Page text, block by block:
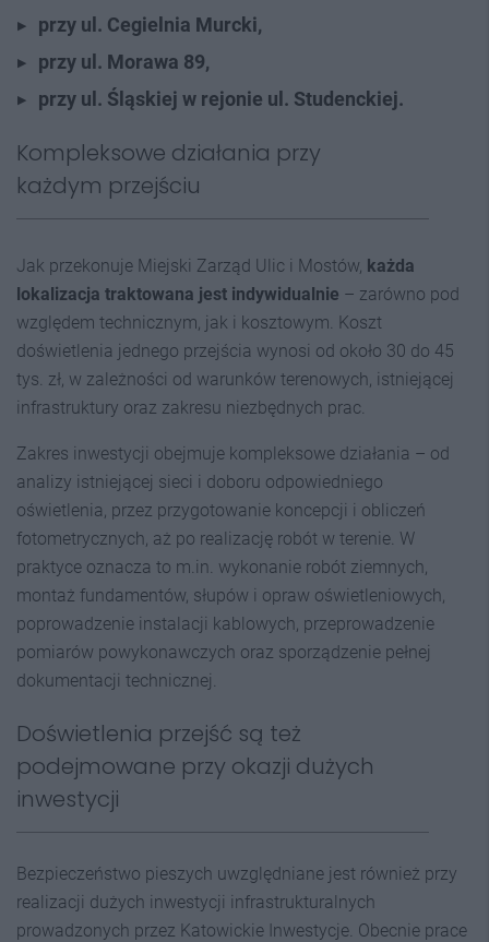
przy ul. Cegielnia Murcki,
przy ul. Morawa 89,
przy ul. Śląskiej w rejonie ul. Studenckiej.
Kompleksowe działania przy
każdym przejściu
Jak przekonuje Miejski Zarząd Ulic i Mostów, każda
lokalizacja traktowana jest indywidualnie – zarówno pod
względem technicznym, jak i kosztowym. Koszt
doświetlenia jednego przejścia wynosi od około 30 do 45
tys. zł, w zależności od warunków terenowych, istniejącej
infrastruktury oraz zakresu niezbędnych prac.
Zakres inwestycji obejmuje kompleksowe działania – od
analizy istniejącej sieci i doboru odpowiedniego
oświetlenia, przez przygotowanie koncepcji i obliczeń
fotometrycznych, aż po realizację robót w terenie. W
praktyce oznacza to m.in. wykonanie robót ziemnych,
montaż fundamentów, słupów i opraw oświetleniowych,
poprowadzenie instalacji kablowych, przeprowadzenie
pomiarów powykonawczych oraz sporządzenie pełnej
dokumentacji technicznej.
Doświetlenia przejść są też
podejmowane przy okazji dużych
inwestycji
Bezpieczeństwo pieszych uwzględniane jest również przy
realizacji dużych inwestycji infrastrukturalnych
prowadzonych przez Katowickie Inwestycje. Obecnie prace